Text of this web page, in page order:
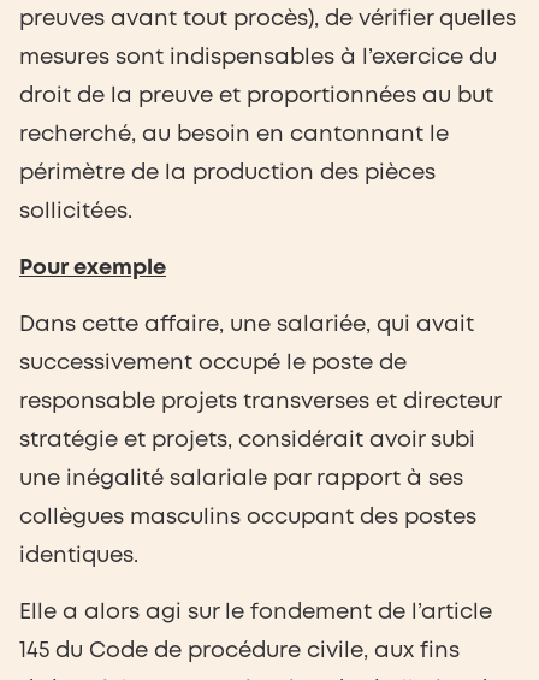
preuves avant tout procès), de vérifier quelles
mesures sont indispensables à l’exercice du
droit de la preuve et proportionnées au but
recherché, au besoin en cantonnant le
périmètre de la production des pièces
sollicitées.
Pour exemple
Dans cette affaire, une salariée, qui avait
successivement occupé le poste de
responsable projets transverses et directeur
stratégie et projets, considérait avoir subi
une inégalité salariale par rapport à ses
collègues masculins occupant des postes
identiques.
Elle a alors agi sur le fondement de l’article
145 du Code de procédure civile, aux fins